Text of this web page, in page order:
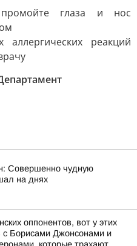
глаза и нос
реакций
Совершенно чудную
на днях
оппонентов, вот у этих
с Борисами Джонсонами и